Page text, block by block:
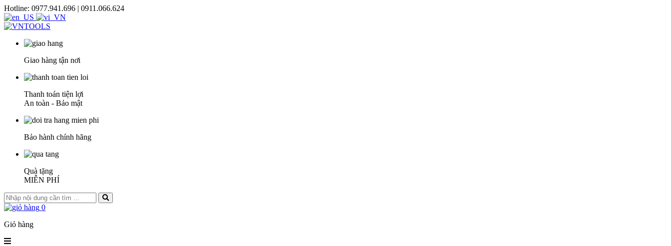
Hotline: 0977.941.696 | 0911.066.624
Giao hàng tận nơi
Thanh toán tiện lợi
An toàn - Bảo mật
Bảo hành chính hãng
Quà tặng
MIỄN PHÍ
0
Giỏ hàng